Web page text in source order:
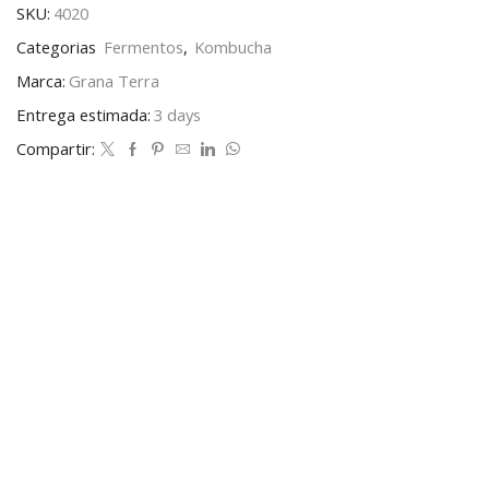
SKU: 4020
Categorias Fermentos, Kombucha
Marca: Grana Terra
Entrega estimada: 3 days
Compartir: